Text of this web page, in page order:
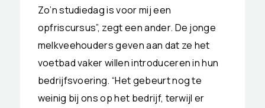
Zo’n studiedag is voor mij een
opfriscursus”, zegt een ander. De jonge
melkveehouders geven aan dat ze het
voetbad vaker willen introduceren in hun
bedrijfsvoering. “Het gebeurt nog te
weinig bij ons op het bedrijf, terwijl er